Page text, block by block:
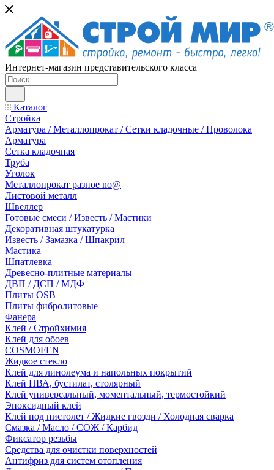
Интернет-магазин представительского класса
Каталог
Стройка
Арматура / Металлопрокат / Сетки кладочные / Проволока
Арматура
Сетка кладочная
Труба
Уголок
Металлопрокат разное no@
Листовой металл
Швеллер
Готовые смеси / Известь / Мастики
Декоративная штукатурка
Известь / Замазка / Шпакрил
Мастика
Шпатлевка
Древесно-плитные материалы
ДВП / ДСП / МДФ
Плиты OSB
Плиты фибролитовые
Фанера
Клей / Стройхимия
Клей для обоев
COSMOFEN
Жидкое стекло
Клей для линолеума и напольных покрытий
Клей ПВА, бустилат, столярный
Клей универсальный, моментальный, термостойкий
Эпоксидный клей
Клей под пистолет / Жидкие гвозди / Холодная сварка
Смазка / Масло / СОЖ / Карбид
Фиксатор резьбы
Средства для очистки поверхностей
Антифриз для систем отопления